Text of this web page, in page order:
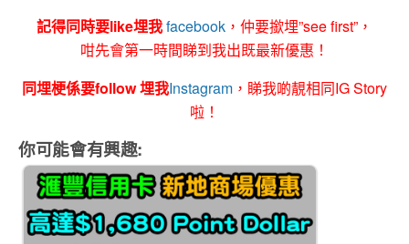
記得同時要like埋我facebook ，仲要撳埋”see first”，
咁先會第一時間睇到我出既最新優惠！
同埋梗係要follow 埋我Instagram ，睇我啲靚相同IG Story
啦！
你可能會有興趣: